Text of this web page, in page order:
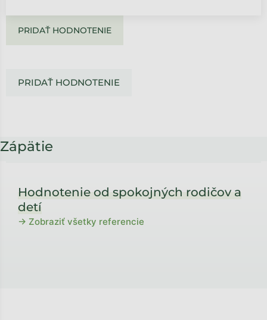
PRIDAŤ HODNOTENIE
PRIDAŤ HODNOTENIE
Zápätie
Hodnotenie od spokojných rodičov a
detí
→ Zobraziť všetky referencie